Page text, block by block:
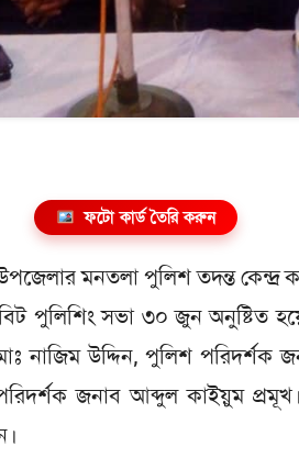
ফটো কার্ড তৈরি করুন
উপজেলার মনতলা পুলিশ তদন্ত
পুলিশিং সভা ৩০ জুন অনুষ্টিত
নাজিম উদ্দিন, পুলিশ পরিদর্শক
জনাব আব্দুল কাইয়ুম